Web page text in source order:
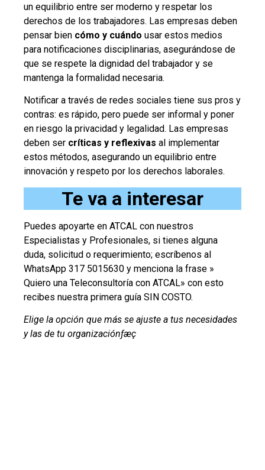
un equilibrio entre ser moderno y respetar los
derechos de los trabajadores. Las empresas deben
pensar bien cómo y cuándo usar estos medios
para notificaciones disciplinarias, asegurándose de
que se respete la dignidad del trabajador y se
mantenga la formalidad necesaria.
Notificar a través de redes sociales tiene sus pros y
contras: es rápido, pero puede ser informal y poner
en riesgo la privacidad y legalidad. Las empresas
deben ser críticas y reflexivas al implementar
estos métodos, asegurando un equilibrio entre
innovación y respeto por los derechos laborales.
Te va a interesar
Puedes apoyarte en ATCAL con nuestros
Especialistas y Profesionales, si tienes alguna
duda, solicitud o requerimiento; escríbenos al
WhatsApp 317 5015630 y menciona la frase »
Quiero una Teleconsultoría con ATCAL» con esto
recibes nuestra primera guía SIN COSTO.
Elige la opción que más se ajuste a tus necesidades
y las de tu organización­ƒæç